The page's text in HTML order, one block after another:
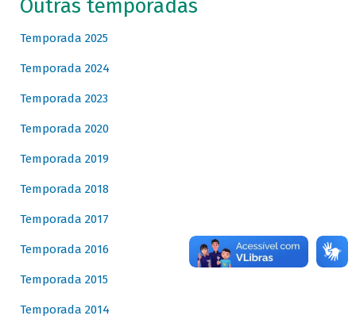
Outras temporadas
Temporada 2025
Temporada 2024
Temporada 2023
Temporada 2020
Temporada 2019
Temporada 2018
Temporada 2017
Temporada 2016
Temporada 2015
Temporada 2014